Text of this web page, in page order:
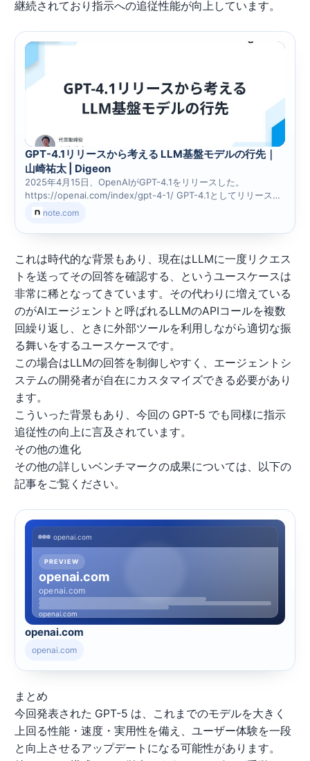
継続されており指示への追従性能が向上しています。
GPT-4.1リリースから考える LLM基盤モデルの行先｜
山崎祐太 | Digeon
2025年4月15日、OpenAIがGPT-4.1をリリースした。
https://openai.com/index/gpt-4-1/ GPT-4.1としてリリースさ
れたモデルは、「GPT-4.1」「GPT-4.1 mini」「GPT 4.1 nano」
（chatgpt.comの画面からは提供されていない。） まずはこの
各モデルの概要 GPT-4.1: 最も精度が高いモデル GPT-4.1 mini:
GPT-4oと同水準の知能を持ち
note.com
これは時代的な背景もあり、現在はLLMに一度リクエス
トを送ってその回答を確認する、というユースケースは
非常に稀となってきています。その代わりに増えている
のがAIエージェントと呼ばれるLLMのAPIコールを複数
回繰り返し、ときに外部ツールを利用しながら適切な振
る舞いをするユースケースです。
この場合はLLMの回答を制御しやすく、エージェントシ
ステムの開発者が自在にカスタマイズできる必要があり
ます。
こういった背景もあり、今回の GPT-5 でも同様に指示
追従性の向上に言及されています。
その他の進化
その他の詳しいベンチマークの成果については、以下の
記事をご覧ください。
openai.com
PREVIEW
openai.com
openai.com
openai.com
openai.com
openai.com
まとめ
今回発表された GPT-5 は、これまでのモデルを大きく
上回る性能・速度・実用性を備え、ユーザー体験を一段
と向上させるアップデートになる可能性があります。